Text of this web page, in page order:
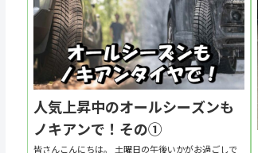
人気上昇中のオールシーズンも
ノキアンで！その①
皆さんこんにちは。 土曜日の午後いかがお過ごしで